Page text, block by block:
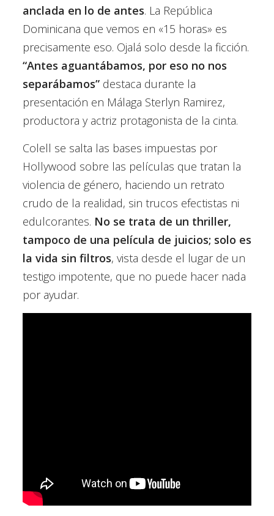
anclada en lo de antes. La República
Dominicana que vemos en «15 horas» es
precisamente eso. Ojalá solo desde la ficción.
“Antes aguantábamos, por eso no nos
separábamos”destaca durante la
presentación en Málaga Sterlyn Ramirez,
productora y actriz protagonista de la cinta.
Colell se salta las bases impuestas por
Hollywood sobre las películas que tratan la
violencia de género, haciendo un retrato
crudo de la realidad, sin trucos efectistas ni
edulcorantes. No se trata de un thriller,
tampoco de una película de juicios; solo es
la vida sin filtros, vista desde el lugar de un
testigo impotente, que no puede hacer nada
por ayudar.